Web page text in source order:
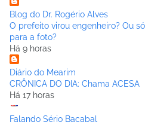
Blog do Dr. Rogério Alves
O prefeito virou engenheiro? Ou
para a foto?
Há 9 horas
Diário do Mearim
CRÔNICA DO DIA: Chama ACESA
Há 17 horas
Falando Sério Bacabal